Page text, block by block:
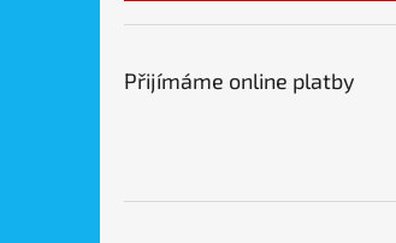
Přijímáme online platby